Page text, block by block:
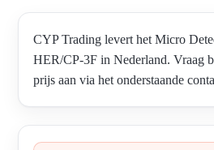
CYP Trading levert het Micro
HER/CP-3F in Nederland. Vraag
prijs aan via het onderstaande